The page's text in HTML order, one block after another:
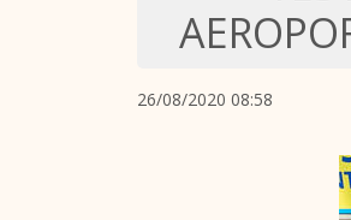
26/08/2020 08:58